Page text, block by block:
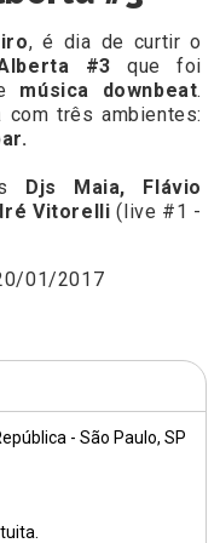
- São Paulo, SP
, é dia de curtir o
#3que foi
música downbeat.
com três ambientes:
Djs Maia, Flávio
Vitorelli (live #1 -
01/2017